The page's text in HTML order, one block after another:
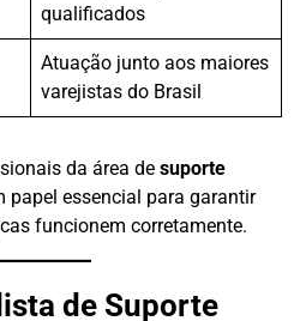
qualificados
Atuação junto aos maiores
varejistas do Brasil
da área de suporte
papel essencial para garantir
funcionem corretamente.
de Suporte